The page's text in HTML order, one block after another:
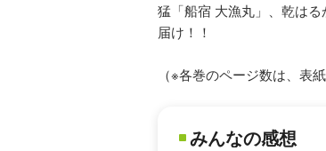
猛「船宿 大漁丸」、乾は
届け！！
（※各巻のページ数は、表
みんなの感想